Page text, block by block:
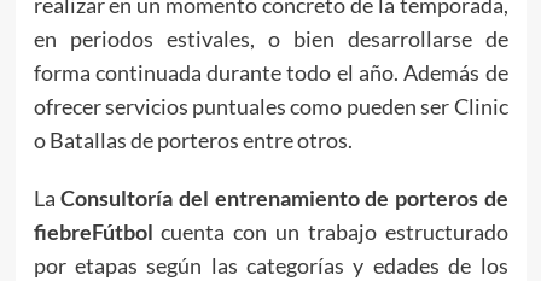
en periodos estivales, o bien desarrollarse de
forma continuada durante todo el año. Además de
ofrecer servicios puntuales como pueden ser Clinic
o Batallas de porteros entre otros.
LaConsultoría del entrenamiento de porteros de
fiebreFútbol cuenta con un trabajo estructurado
por etapas según las categorías y edades de los